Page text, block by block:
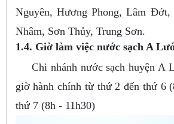
Nguyên, Hương Phong, Lâm Đớt,
Nhâm, Sơn Thủy, Trung Sơn.
1.4. Giờ làm việc nước sạch A
Chi nhánh nước sạch huyện A
giờ hành chính từ thứ 2 đến thứ 6
thứ 7 (8h - 11h30)